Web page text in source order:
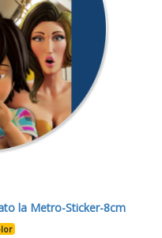
la Metro-Sticker-8cm